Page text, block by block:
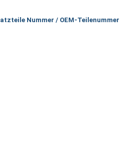
Nummer / OEM-Teilenummer